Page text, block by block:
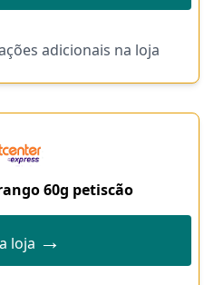
adicionais na loja
60g petiscão
loja →